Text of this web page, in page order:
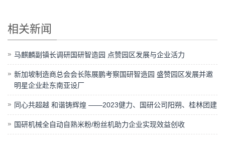
相关新闻
马麒麟副镇长调研国研智造园 点赞园区发展与企业活力
新加坡制造商总会会长陈展鹏考察国研智造园 盛赞园区发展并邀
明星企业赴东南亚设厂
同心共超越 和谐铸辉煌 ——2023健力、国研公司阳朔、桂林团建
国研机械全自动自熟米粉/粉丝机助力企业实现效益创收